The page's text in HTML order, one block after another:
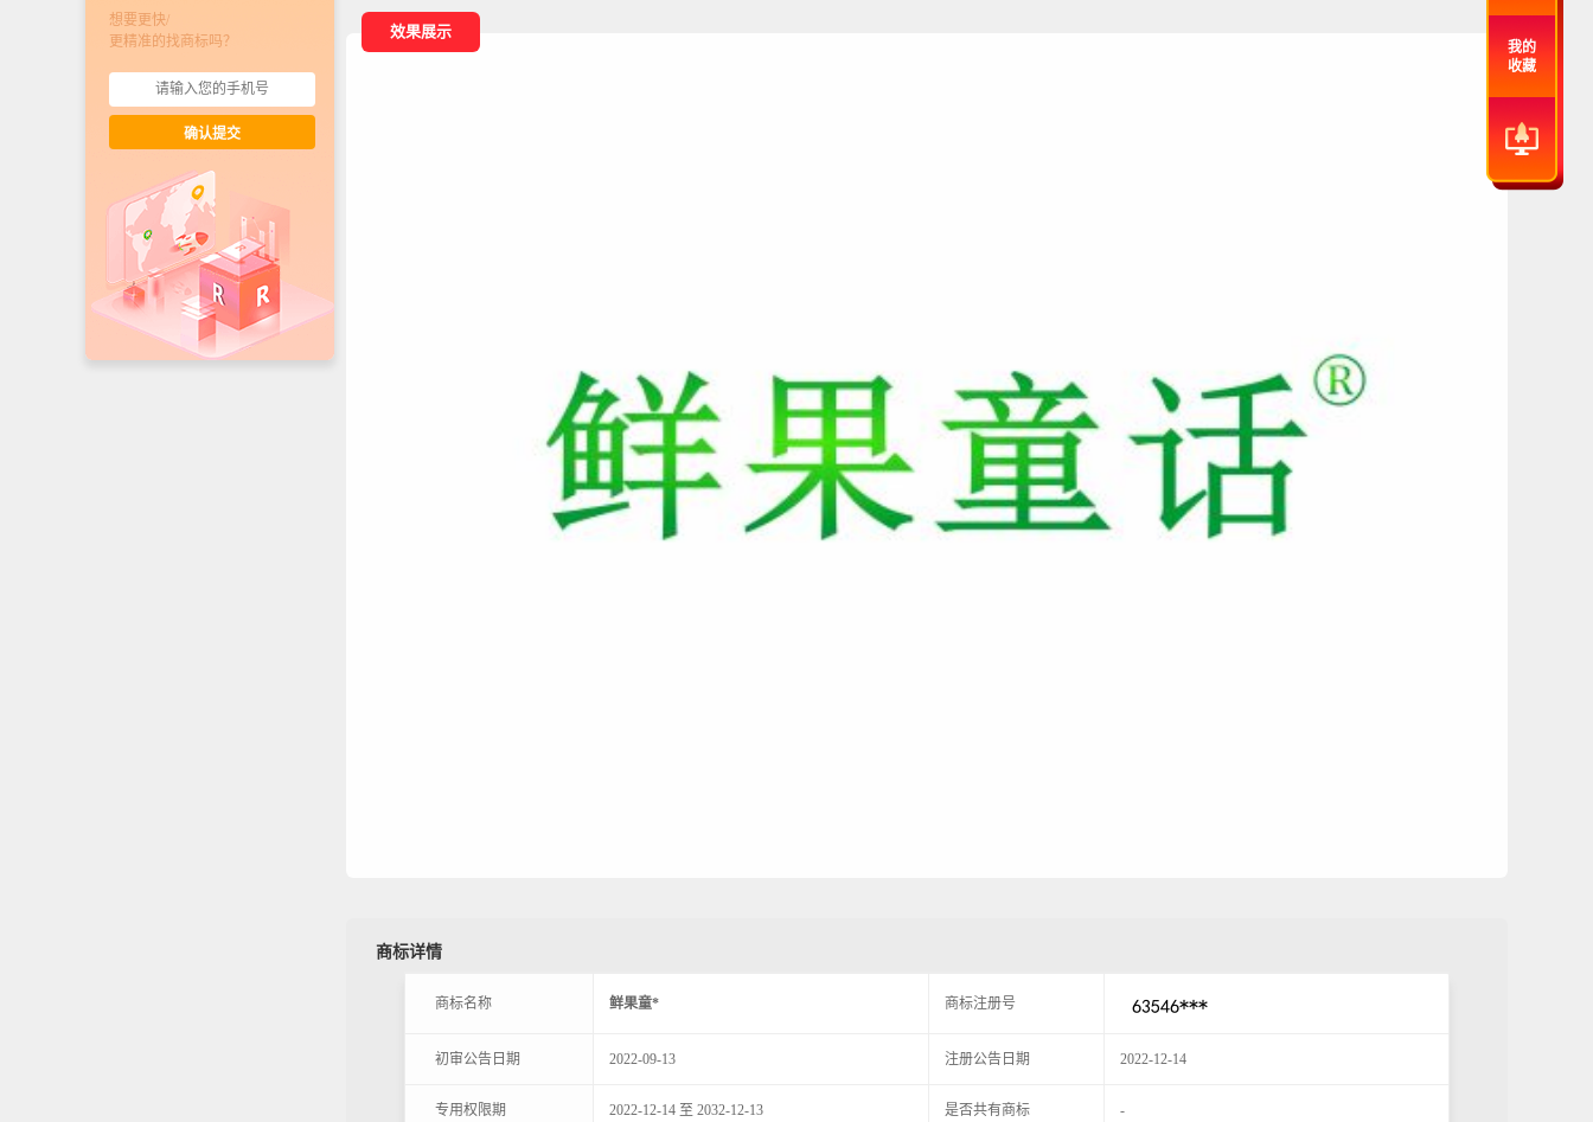
想要更快/
更精准的找商标吗？
确认提交
效果展示
商标详情
商标名称 鲜果童* 商标注册号
初审公告日期 2022-09-13 注册公告日期 2022-12-14
专用权限期 2022-12-14 至 2032-12-13 是否共有商标 -
我的
收藏